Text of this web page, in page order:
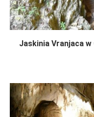
Jaskinia Vranjaca